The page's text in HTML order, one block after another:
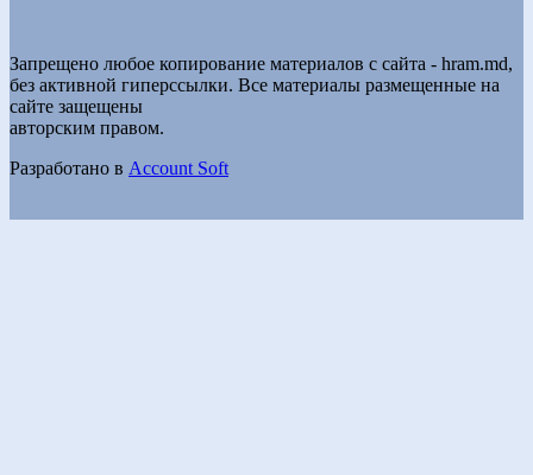
Запрещено любое копирование материалов с сайта - hram.md,
без активной гиперссылки. Все материалы размещенные на
сайте защещены
авторским правом.
Разработано в Account Soft